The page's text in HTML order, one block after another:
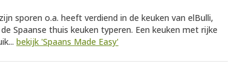
sporen o.a. heeft verdiend in de keuken van elBulli,
Spaanse thuis keuken typeren. Een keuken met rijke
bekijk 'Spaans Made Easy'